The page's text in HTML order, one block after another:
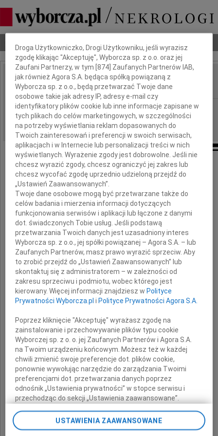
Nekrologi Odeszli Poradnik pogrzebowy
IMIĘ I NAZWISKO: Wanda Zawadzka
REGION: Warszawa
DATA EMISJI: 29.09.2009
"Jedynym kluczem,
jest miłość?
27 września 2009 roku
odeszła od nas
nasza kochana Mama, Babcia i Siostra
Wanda Zawadzka
z domu Seroczyńska
wieloletni pracownik Dziekanatu
Wydziału Inżynierii Sanitarnej i Wodnej
Politechniki Warszawskiej.
Dbamy o Twoją prywatność
Droga Użytkowniczko, Drogi Użytkowniku, jeśli wyrazisz
zgodę klikając "Akceptuję", Wyborcza sp. z o.o. oraz jej
Zaufani Partnerzy, w tym [874 ] Zaufanych Partnerów IAB,
jak również Agora S.A. będąca spółką powiązaną z
Wyborcza sp. z o.o., będą przetwarzać Twoje dane
osobowe takie jak adresy IP, adresy e-mail czy
identyfikatory plików cookie lub inne informacje zapisane w
tych plikach do celów marketingowych, w szczególności
na potrzeby wyświetlania reklam dopasowanych do
Twoich zainteresowań i preferencji w swoich serwisach,
aplikacjach i w Internecie lub personalizacji treści w nich
wyświetlanych. Wyrażenie zgody jest dobrowolne. Jeśli nie
chcesz wyrazić zgody, chcesz ograniczyć jej zakres lub
chcesz wycofać zgodę uprzednio udzieloną przejdź do
„Ustawień Zaawansowanych”.
Twoje dane osobowe mogą być przetwarzane także do
celów badania i mierzenia informacji dotyczących
funkcjonowania serwisów i aplikacji lub łączone z danymi
dot. świadczonych Tobie usług. Jeśli podstawą
przetwarzania Twoich danych jest uzasadniony interes
Wyborcza sp. z o.o., jej spółki powiązanej – Agora S.A. – lub
Zaufanych Partnerów, masz prawo wyrazić sprzeciw. Aby
to zrobić przejdź do „Ustawień Zaawansowanych” lub
skontaktuj się z administratorem – w zależności od
zakresu sprzeciwu i podmiotu, wobec którego jest
kierowany. Więcej informacji znajdziesz w Polityce
Prywatności Wyborcza.pl i Polityce Prywatności Agora S.A.
Poprzez kliknięcie "Akceptuję" wyrażasz zgodę na
zainstalowanie i przechowywanie plików typu cookie
Wyborczej sp. z o. o. jej Zaufanych Partnerów i Agora S.A.
na Twoim urządzeniu końcowym. Możesz też w każdej
chwili zmienić swoje preferencje dot. plików cookie,
ponownie wywołując narzędzie do zarządzania Twoimi
preferencjami dot. przetwarzania danych poprzez
odnośnik „Ustawienia prywatności” w stopce serwisu i
przechodząc do sekcji „Ustawienia zaawansowane”.
pomocą ustawień przeglądarki.
USTAWIENIA ZAAWANSOWANE